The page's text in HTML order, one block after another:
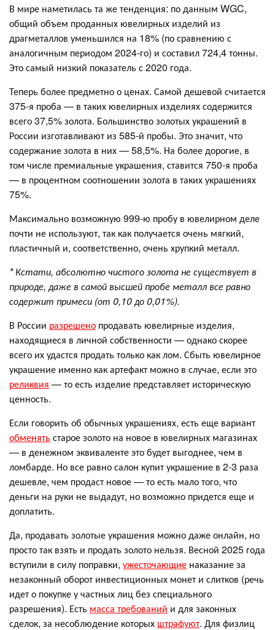
В мире наметилась та же тенденция: по данным WGC,
общий объем проданных ювелирных изделий из
драгметаллов уменьшился на 18% (по сравнению с
аналогичным периодом 2024-го) и составил 724,4 тонны.
Это самый низкий показатель с 2020 года.
Теперь более предметно о ценах. Самой дешевой считается
375-я проба — в таких ювелирных изделиях содержится
всего 37,5% золота. Большинство золотых украшений в
России изготавливают из 585-й пробы. Это значит, что
содержание золота в них — 58,5%. На более дорогие, в
том числе премиальные украшения, ставится 750-я проба
— в процентном соотношении золота в таких украшениях
75%.
Максимально возможную 999-ю пробу в ювелирном деле
почти не используют, так как получается очень мягкий,
пластичный и, соответственно, очень хрупкий металл.
* Кстати, абсолютно чистого золота не существует в
природе, даже в самой высшей пробе металл все равно
содержит примеси (от 0,10 до 0,01%).
В России разрешено продавать ювелирные изделия,
находящиеся в личной собственности — однако скорее
всего их удастся продать только как лом. Сбыть ювелирное
украшение именно как артефакт можно в случае, если это
реликвия — то есть изделие представляет историческую
ценность.
Если говорить об обычных украшениях, есть еще вариант
обменять старое золото на новое в ювелирных магазинах
— в денежном эквиваленте это будет выгоднее, чем в
ломбарде. Но все равно салон купит украшение в 2-3 раза
дешевле, чем продаст новое — то есть мало того, что
деньги на руки не выдадут, но возможно придется еще и
доплатить.
Да, продавать золотые украшения можно даже онлайн, но
просто так взять и продать золото нельзя. Весной 2025 года
вступили в силу поправки, ужесточающие наказание за
незаконный оборот инвестиционных монет и слитков (речь
идет о покупке у частных лиц без специального
разрешения). Есть масса требований и для законных
сделок, за несоблюдение которых штрафуют. Для физлиц